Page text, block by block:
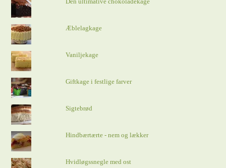
Æblelagkage
Vaniljekage
Giftkage i festlige farver
Sigtebrød
Hindbærtærte - nem og lækker
Hvidløgssnegle med ost